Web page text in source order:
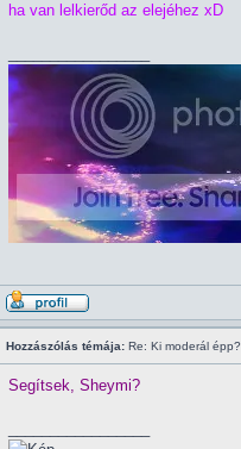
ha van lelkierőd az elejéhez xD
Hozzászólás témája: Re: Ki moderál épp?
Segítsek, Sheymi?